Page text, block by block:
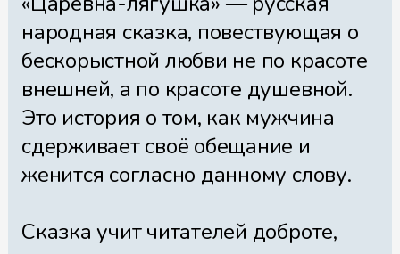
народная сказка, повествующая о
бескорыстной любви не по красоте
внешней, а по красоте душевной.
Это история о том, как мужчина
сдерживает своё обещание и
женится согласно данному слову.
Сказка учит читателей доброте,